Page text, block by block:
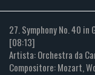
27. Symphony No. 40 in
[08:13]
Artista: Orchestra da
Compositore: Mozart,